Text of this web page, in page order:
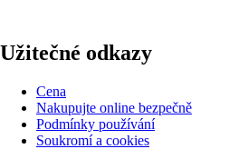
Užitečné odkazy
Cena
Nakupujte online bezpečně
Podmínky používání
Soukromí a cookies